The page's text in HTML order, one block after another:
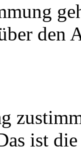
den
ist